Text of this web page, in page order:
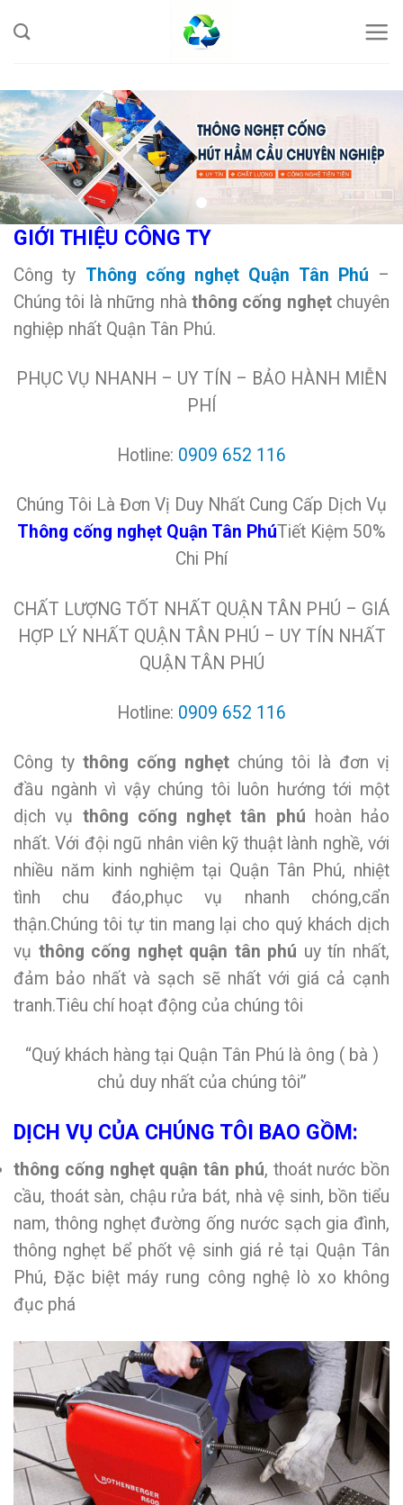
to
GIỚI THIỆU CÔNG TY
Công ty Thông cống nghẹt Quận Tân Phú –
Chúng tôi là những nhà thông cống nghẹtchuyên
nghiệp nhất Quận Tân Phú.
PHỤC VỤ NHANH – UY TÍN – BẢO HÀNH MIỄN
PHÍ
Hotline: 0909 652 116
Chúng Tôi Là Đơn Vị Duy Nhất Cung Cấp Dịch Vụ
Thông cống nghẹt Quận Tân PhúTiết Kiệm 50%
Chi Phí
CHẤT LƯỢNG TỐT NHẤT QUẬN TÂN PHÚ – GIÁ
HỢP LÝ NHẤT QUẬN TÂN PHÚ – UY TÍN NHẤT
QUẬN TÂN PHÚ
Hotline: 0909 652 116
Công ty thông cống nghẹt chúng tôi là đơn vị
đầu ngành vì vậy chúng tôi luôn hướng tới một
dịch vụ thông cống nghẹt tân phú hoàn hảo
nhất. Với đội ngũ nhân viên kỹ thuật lành nghề, với
nhiều năm kinh nghiệm tại Quận Tân Phú, nhiệt
tình chu đáo,phục vụ nhanh chóng,cẩn
thận.Chúng tôi tự tin mang lại cho quý khách dịch
vụ thông cống nghẹt quận tân phú uy tín nhất,
đảm bảo nhất và sạch sẽ nhất với giá cả cạnh
tranh.Tiêu chí hoạt động của chúng tôi
“Quý khách hàng tại Quận Tân Phú là ông ( bà )
chủ duy nhất của chúng tôi”
DỊCH VỤ CỦA CHÚNG TÔI BAO GỒM:
thông cống nghẹt quận tân phú, thoát nước bồn
cầu, thoát sàn, chậu rửa bát, nhà vệ sinh, bồn tiểu
nam, thông nghẹt đường ống nước sạch gia đình,
thông nghẹt bể phốt vệ sinh giá rẻ tại Quận Tân
Phú, Đặc biệt máy rung công nghệ lò xo không
đục phá